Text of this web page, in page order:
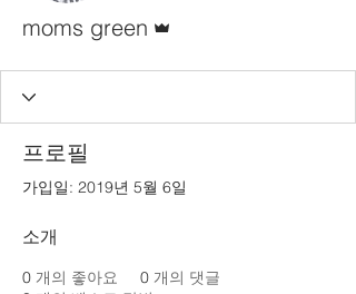
moms green
프로필
가입일: 2019년 5월 6일
소개
0 개의 좋아요 0 개의 댓글